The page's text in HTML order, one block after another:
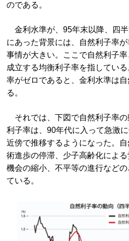
のである。
金利水準が、95年末以降、四
にあった背景には、自然利子率
事情が大きい。ここで自然利子
成立する均衡利子率を指してい
率がゼロであると、金利水準は
る。
それでは、下図で自然利子率
利子率は、90年代に入って急激
近傍で推移するようになった。
術進歩の停滞、少子高齢化によ
機会の縮小、不平等の進行など
ている。